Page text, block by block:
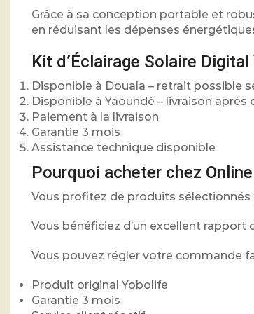
Grâce à sa conception portable et
en réduisant les dépenses
Kit d’Éclairage Solaire
Disponible à Douala – retrait possible
Disponible à Yaoundé – livraison
Paiement à la livraison
Garantie 3 mois
Assistance technique disponible
Pourquoi acheter chez
Vous profitez de produits
Vous bénéficiez d’un excellent rapport
Vous pouvez régler votre commande
Produit original Yobolife
Garantie 3 mois